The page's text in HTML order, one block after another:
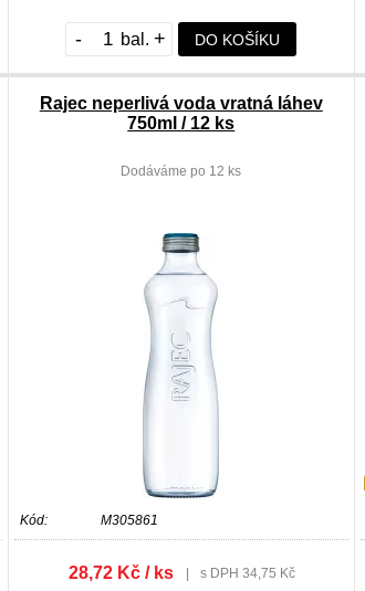
- + DO KOŠÍKU
Rajec neperlivá voda vratná láhev
750ml / 12 ks
Dodáváme po 12 ks
Kód: M305861
28,72 Kč / ks
s DPH 34,75 Kč